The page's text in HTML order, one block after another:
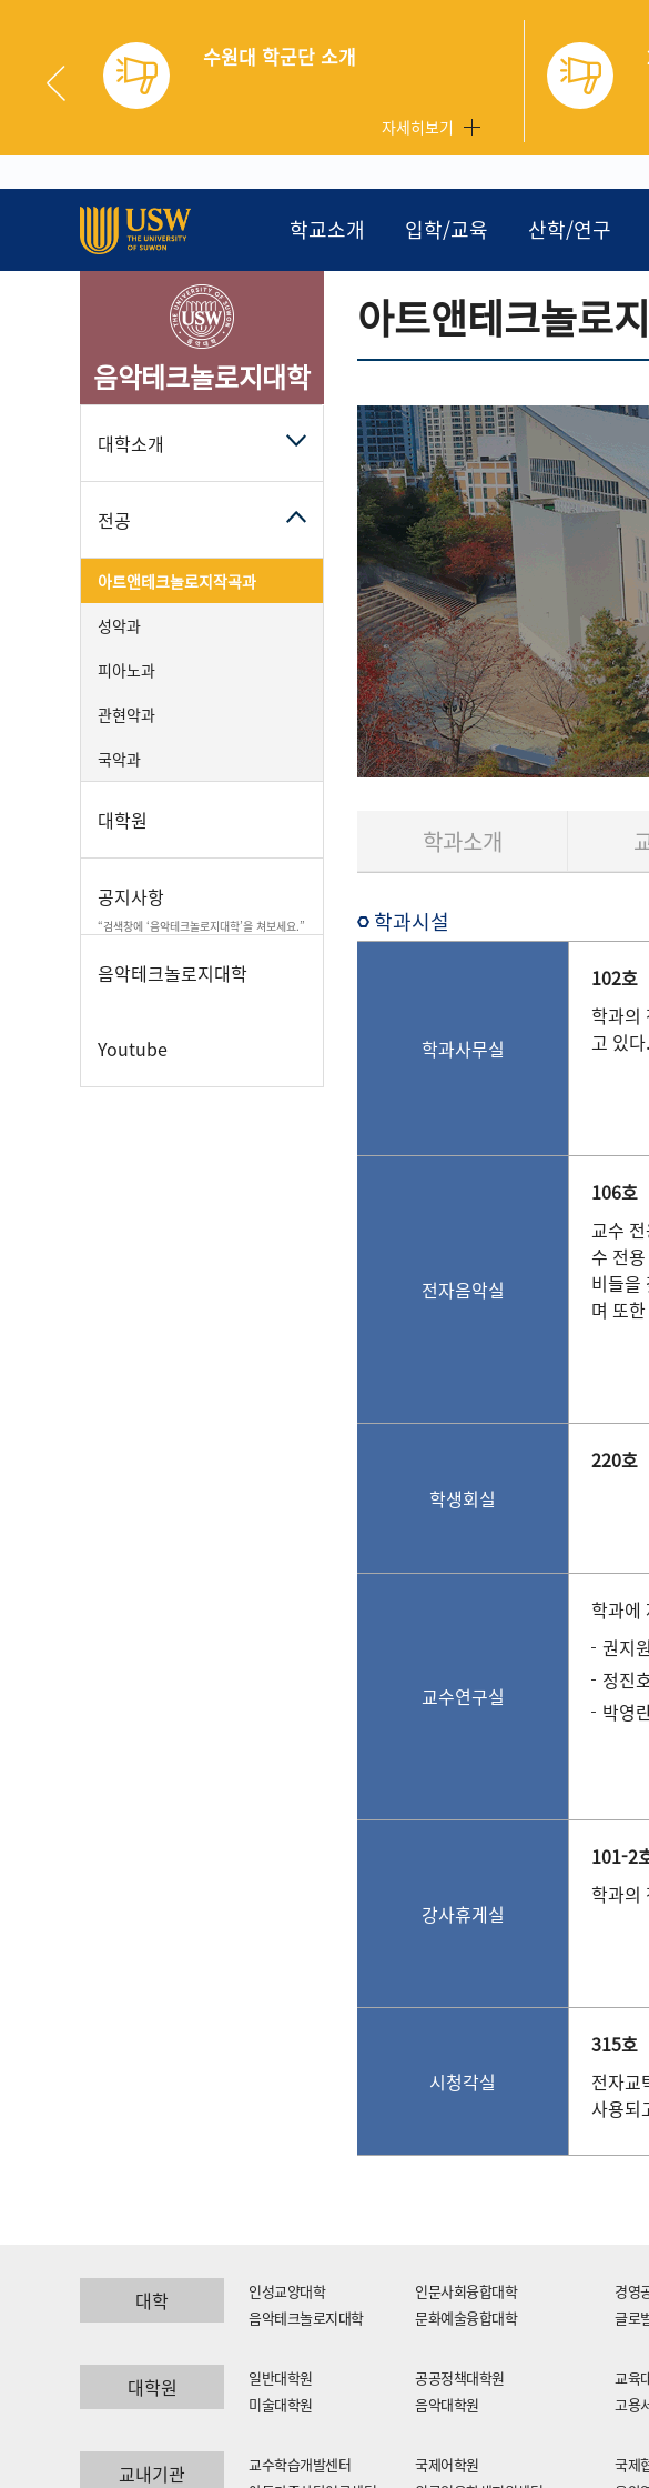
수원대 학군단 소개
학교소개 입학/교육 산학/연구
음악테크놀로지대학
대학소개
전공
아트앤테크놀로지작곡과
성악과
피아노과
관현악과
국악과
대학원
공지사항
“검색창에 ‘음악테크놀로지대학’을 쳐보세요.”
음악테크놀로지대학
Youtube
아트앤테크놀로
학과소개
학과시설
학과사무실
102호
학과의
고 있다.
전자음악실
106호
교수
수 전
비들을
며 또
학생회실
220호
교수연구실
학과에
권지
정진
박영
강사휴게실
101-2
학과의
시청각실
315호
전자교
사용되
대학 인성교양대학 인문사회융합대학 경영
음악테크놀로지대학
문화예술융합대학 글로
대학원 일반대학원 공공정책대학원 교육
미술대학원
음악대학원 고용
교내기관 교수학습개발센터 국제어학원 국제